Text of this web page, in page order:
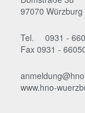
97070 Würzburg
Tel.
0931 -
Fax 0931 -
www.hno-